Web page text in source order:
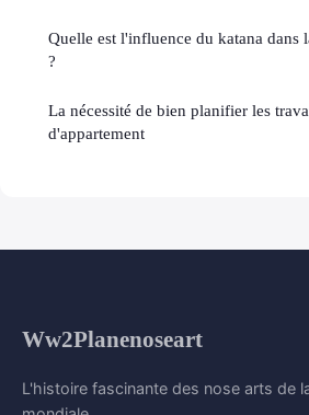
Quelle est l'influence du katana dans
?
La nécessité de bien planifier les
d'appartement
Ww2Planenoseart
L'histoire fascinante des nose arts de